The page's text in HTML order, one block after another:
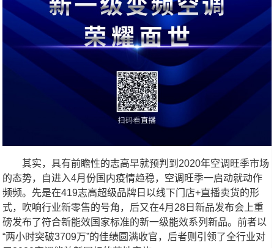
其实，具有前瞻性的志高早就预判到2020年空调旺季市场
的态势，自进入4月份国内疫情趋稳，空调旺季一启动就动作
频频。先是在419志高超级品牌日以线下门店+直播卖货的形
式，吹响行业新零售的号角，后又在4月28日新品发布会上重
磅发布了符合新能效国家标准的新一级能效系列新品。前者以
“两小时突破3709万”的佳绩圆满收官，后者则引领了全行业对